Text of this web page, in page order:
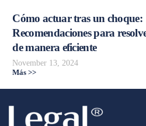
Cómo actuar tras un choque:
Recomendaciones para
de manera eficiente
November 13, 2024
Más >>